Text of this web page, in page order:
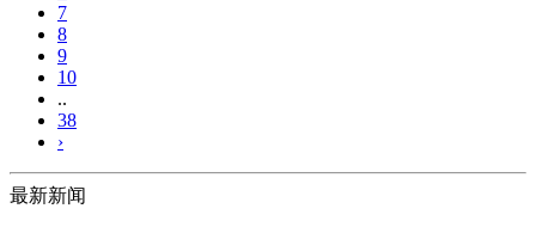
7
8
9
10
..
38
›
最新新闻